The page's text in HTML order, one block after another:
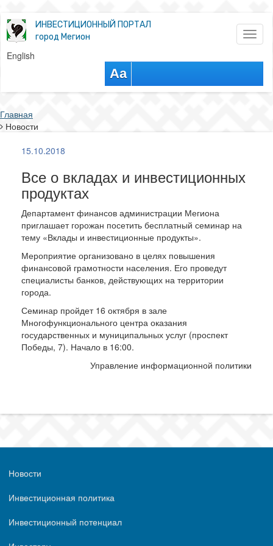
ИНВЕСТИЦИОННЫЙ ПОРТАЛ
город Мегион
English
Aa
Главная
Новости
15.10.2018
Все о вкладах и инвестиционных
продуктах
Департамент финансов администрации Мегиона
приглашает горожан посетить бесплатный семинар на
тему «Вклады и инвестиционные продукты».
Мероприятие организовано в целях повышения
финансовой грамотности населения. Его проведут
специалисты банков, действующих на территории
города.
Семинар пройдет 16 октября в зале
Многофункционального центра оказания
государственных и муниципальных услуг (проспект
Победы, 7). Начало в 16:00.
Управление информационной политики
Новости
Инвестиционная политика
Инвестиционный потенциал